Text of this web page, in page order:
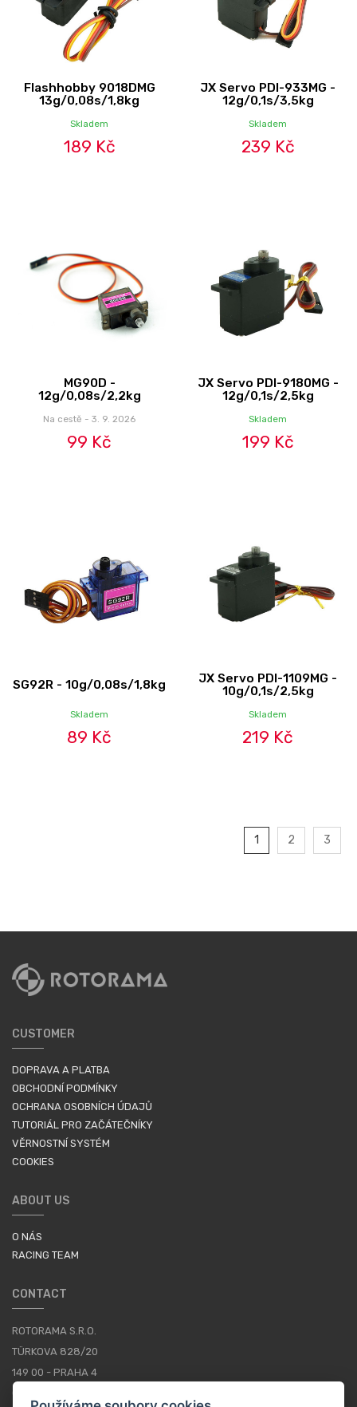
Flashhobby 9018DMG
13g/0,08s/1,8kg
Skladem
189 Kč
JX Servo PDI-933MG -
12g/0,1s/3,5kg
Skladem
239 Kč
MG90D -
12g/0,08s/2,2kg
Na cestě - 3. 9. 2026
99 Kč
JX Servo PDI-9180MG -
12g/0,1s/2,5kg
Skladem
199 Kč
SG92R - 10g/0,08s/1,8kg
Skladem
89 Kč
JX Servo PDI-1109MG -
10g/0,1s/2,5kg
Skladem
219 Kč
1 2 3
CUSTOMER
DOPRAVA A PLATBA
OBCHODNÍ PODMÍNKY
OCHRANA OSOBNÍCH ÚDAJŮ
TUTORIÁL PRO ZAČÁTEČNÍKY
VĚRNOSTNÍ SYSTÉM
COOKIES
ABOUT US
O NÁS
RACING TEAM
CONTACT
ROTORAMA S.R.O.
TÜRKOVA 828/20
149 00 - PRAHA 4